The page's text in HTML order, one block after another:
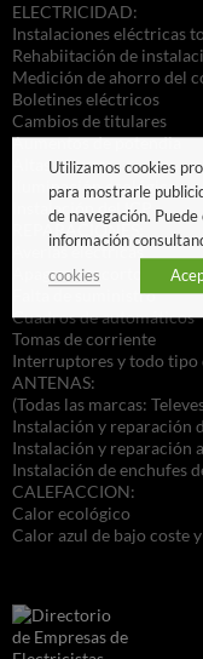
ELECTRICIDAD:
Instalaciones eléctricas
Rehabiitación de
Medición de ahorro del
Boletines eléctricos
Cambios de titulares
Aumentos de potendia
Altas nuevas
Iluminación ecológica
Instalación del ICP
REPARACIONES:
Averías eléctricas
Apagones y
Falta de suministro
Cuadros de automáticos
Tomas de corriente
Interruptores y todo tipo
ANTENAS:
(Todas las marcas:
Instalación y reparación
Instalación y reparación
Instalación de enchufes
CALEFACCION:
Calor ecológico
Calor azul de bajo coste
Utilizamos cookies
para mostrarle
de navegación.
información
cookies